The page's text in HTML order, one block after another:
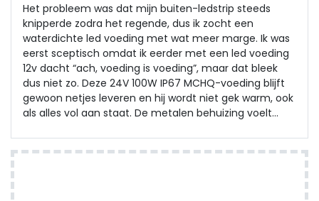
Het probleem was dat mijn buiten-ledstrip steeds
knipperde zodra het regende, dus ik zocht een
waterdichte led voeding met wat meer marge. Ik was
eerst sceptisch omdat ik eerder met een led voeding
12v dacht “ach, voeding is voeding”, maar dat bleek
dus niet zo. Deze 24V 100W IP67 MCHQ-voeding blijft
gewoon netjes leveren en hij wordt niet gek warm, ook
als alles vol aan staat. De metalen behuizing voelt
bij spanningspieken hier. Sinds deze erop zit is het
knipperen weg en werkt de strip zoals het hoort.